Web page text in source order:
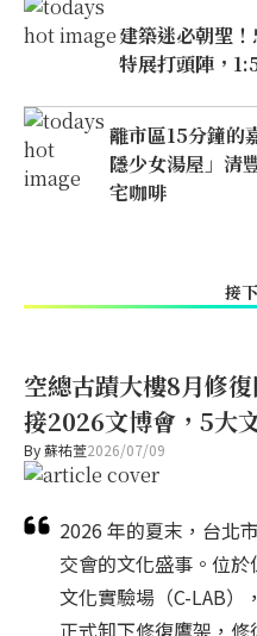
建築迷必朝聖
特展打頭陣，
離市區15分鐘的
隱少女湯屋」清
宅咖啡
接
空總古蹟大樓8月修
接2026文博會，5大
By蘇祐萱2026/07/09
2026 年的夏末，台北
交會的文化盛事。位
文化實驗場（C-LAB）
正式卸下修復鷹架，